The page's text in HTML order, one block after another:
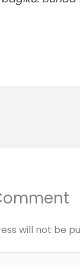
will not be